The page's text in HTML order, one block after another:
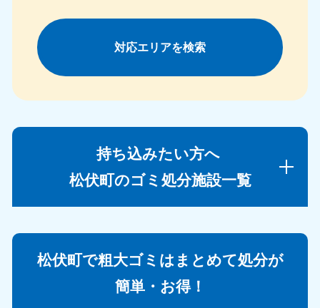
対応エリアを検索
持ち込みたい方へ
松伏町のゴミ処分施設一覧
松伏町で粗大ゴミはまとめて処分が
簡単・お得！